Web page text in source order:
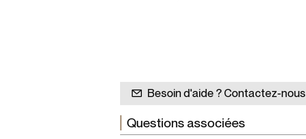
Besoin d'aide ? Contactez-nous
Questions associées